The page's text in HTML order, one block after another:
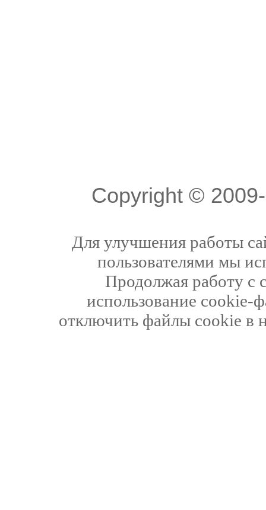
Copyright ©
Для улучшения работы
пользователями мы
Продолжая работу с
использование cookie-
отключить файлы cookie в